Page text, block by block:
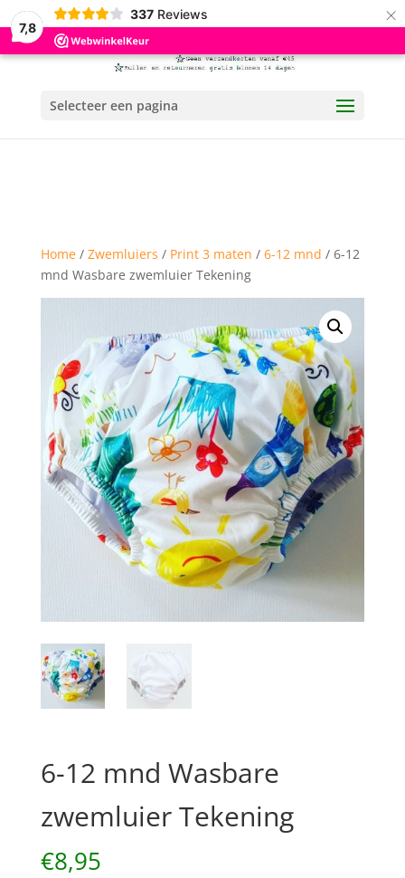
7,8
337 Reviews ×
Selecteer een pagina
Home/ Zwemluiers / Print 3 maten / 6-12 mnd / 6-12
mnd Wasbare zwemluier Tekening
6-12 mnd Wasbare
zwemluier Tekening
€8,95